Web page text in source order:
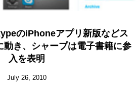
のiPhoneアプリ新版などス
動き、シャープは電子書籍に参
入を表明
July 26, 2010